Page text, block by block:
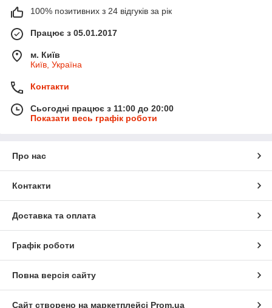
100% позитивних з 24 відгуків за рік
Працює з 05.01.2017
м. Київ
Київ, Україна
Контакти
Сьогодні працює з 11:00 до 20:00
Показати весь графік роботи
Про нас
Контакти
Доставка та оплата
Графік роботи
Повна версія сайту
Сайт створено на маркетплейсі Prom.ua